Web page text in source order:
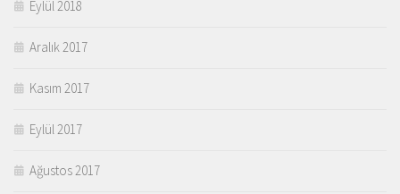
Eylül 2018
Aralık 2017
Kasım 2017
Eylül 2017
Ağustos 2017